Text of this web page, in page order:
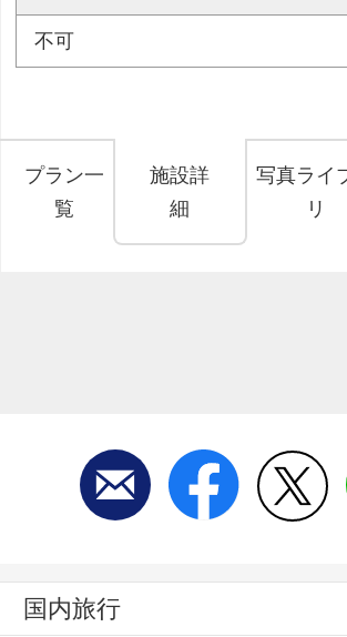
不可
プラン一
覧
施設詳
細
写真ライ
リ
国内旅行